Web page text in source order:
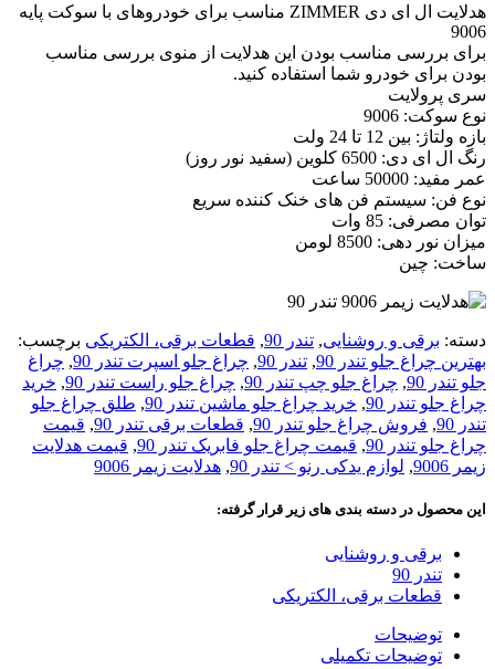
هدلایت ال ای دی ZIMMER مناسب برای خودروهای با سوکت پایه
9006
برای بررسی مناسب بودن این هدلایت از منوی بررسی مناسب
بودن برای خودرو شما استفاده کنید.
سری پرولایت
نوع سوکت: 9006
بازه ولتاژ: بین 12 تا 24 ولت
رنگ ال ای دی: 6500 کلوین (سفید نور روز)
عمر مفید: 50000 ساعت
نوع فن: سیستم فن های خنک کننده سریع
توان مصرفی: 85 وات
میزان نور دهی: 8500 لومن
ساخت: چین
دسته: برقی و روشنایی, تندر 90 , قطعات برقی، الکتریکی برچسب:
بهترین چراغ جلو تندر 90
, تندر 90 , چراغ جلو اسپرت تندر 90 , چراغ
جلو تندر 90
, چراغ جلو چپ تندر 90 , چراغ جلو راست تندر 90 , خرید
چراغ جلو تندر 90
, خرید چراغ جلو ماشین تندر 90 , طلق چراغ جلو
تندر 90
, فروش چراغ جلو تندر 90 , قطعات برقی تندر 90 , قیمت
چراغ جلو تندر 90
, قیمت چراغ جلو فابریک تندر 90 , قیمت هدلایت
زیمر 9006
, لوازم یدکی رنو > تندر 90 , هدلایت زیمر 9006
این محصول در دسته بندی های زیر قرار گرفته:
برقی و روشنایی
تندر 90
قطعات برقی، الکتریکی
توضیحات
توضیحات تکمیلی